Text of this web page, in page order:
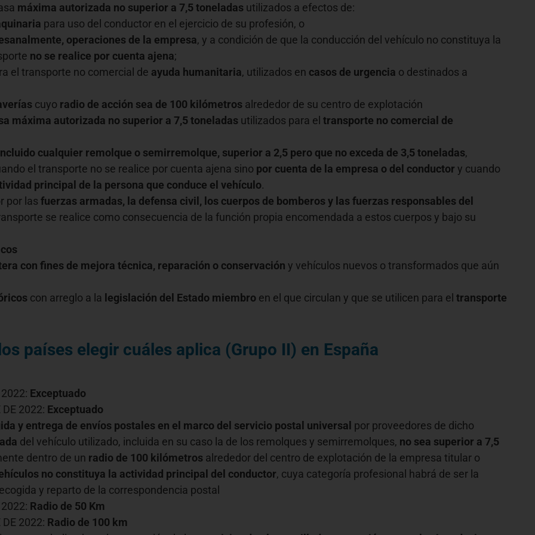
máxima autorizada no superior a 7,5 toneladas utilizados a efectos de:
para uso del conductor en el ejercicio de su profesión, o
operaciones de la empresa, y a condición de que la conducción del vehículo no constituya la
no se realice por cuenta ajena;
el transporte no comercial de ayuda humanitaria, utilizados en casos de urgencia o destinados a
cuyo radio de acción sea de 100 kilómetros alrededor de su centro de explotación
máxima autorizada no superior a 7,5 toneladas utilizados para el transporte no comercial de
cualquier remolque o semirremolque, superior a 2,5 pero que no exceda de 3,5 toneladas,
el transporte no se realice por cuenta ajena sino por cuenta de la empresa o del conductor y cuando
principal de la persona que conduce el vehículo.
por las fuerzas armadas, la defensa civil, los cuerpos de bomberos y las fuerzas responsables del
se realice como consecuencia de la función propia encomendada a estos cuerpos y bajo su
con fines de mejora técnica, reparación o conservación y vehículos nuevos o transformados que aún
con arreglo a la legislación del Estado miembro en el que circulan y que se utilicen para el transporte
países elegir cuáles aplica (Grupo II) en España
Exceptuado
DE 2022: Exceptuado
y entrega de envíos postales en el marco del servicio postal universal por proveedores de dicho
del vehículo utilizado, incluida en su caso la de los remolques y semirremolques, no sea superior a 7,5
dentro de un radio de 100 kilómetros alrededor del centro de explotación de la empresa titular o
no constituya la actividad principal del conductor, cuya categoría profesional habrá de ser la
y reparto de la correspondencia postal
Radio de 50 Km
DE 2022: Radio de 100 km